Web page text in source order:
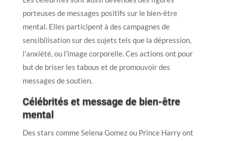
porteuses de messages positifs sur le bien-être
mental. Elles participent à des campagnes de
sensibilisation sur des sujets tels que la dépression,
l’anxiété, ou l’image corporelle. Ces actions ont pour
but de briser les tabous et de promouvoir des
messages de soutien.
Célébrités et message de bien-être
mental
Des stars comme Selena Gomez ou Prince Harry ont